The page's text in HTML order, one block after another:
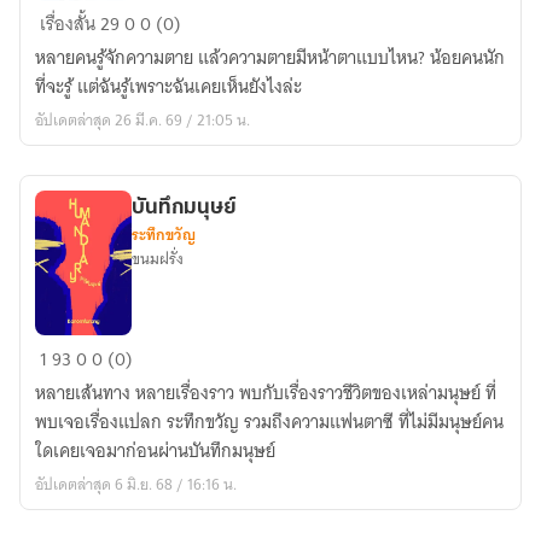
โปรด
ให้
กับ
ความ
เรื่องสั้น2900 (0)
หลายคนรู้จักความตาย แล้วความตายมีหน้าตาแบบไหน? น้อยคนนัก
ที่จะรู้ แต่ฉันรู้เพราะฉันเคยเห็นยังไงล่ะ
อัปเดตล่าสุด 26 มี.ค. 69 / 21:05 น.
บันทึก
บันทึกมนุษย์
ระทึกขวัญ
ขนมฝรั่ง
19300 (0)
หลายเส้นทาง หลายเรื่องราว พบกับเรื่องราวชีวิตของเหล่ามนุษย์ ที่
พบเจอเรื่องแปลก ระทึกขวัญ รวมถึงความแฟนตาซี ที่ไม่มีมนุษย์คน
ใดเคยเจอมาก่อนผ่านบันทึกมนุษย์
อัปเดตล่าสุด 6 มิ.ย. 68 / 16:16 น.